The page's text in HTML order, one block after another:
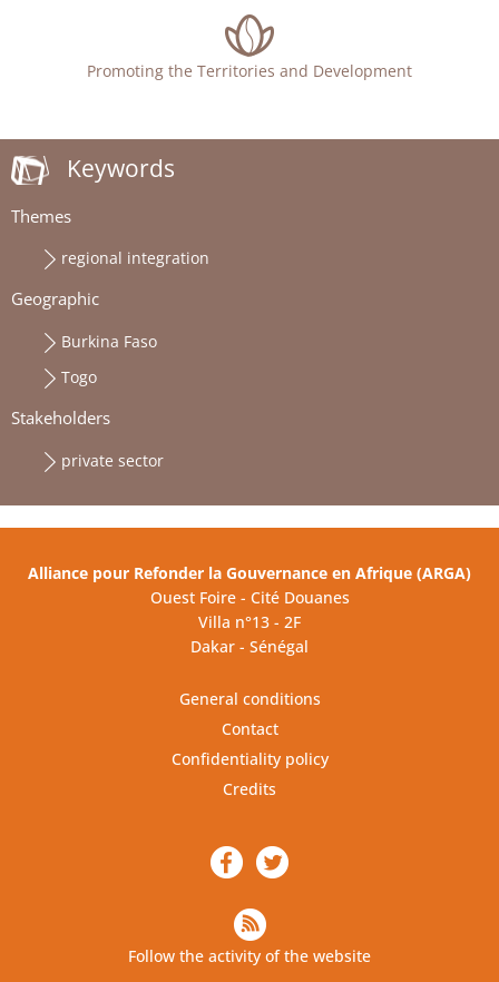
Promoting the Territories and Development
Keywords
Themes
regional integration
Geographic
Burkina Faso
Togo
Stakeholders
private sector
Alliance pour Refonder la Gouvernance en Afrique (ARGA)
Ouest Foire - Cité Douanes
Villa n°13 - 2F
Dakar - Sénégal
General conditions
Contact
Confidentiality policy
Credits
Follow the activity of the website